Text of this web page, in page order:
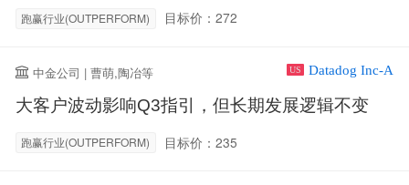
跑赢行业(OUTPERFORM) 目标价：272
中金公司 | 曹萌,陶冶等 US Datadog Inc-A
大客户波动影响Q3指引，但长期发展逻辑不变
跑赢行业(OUTPERFORM) 目标价：235